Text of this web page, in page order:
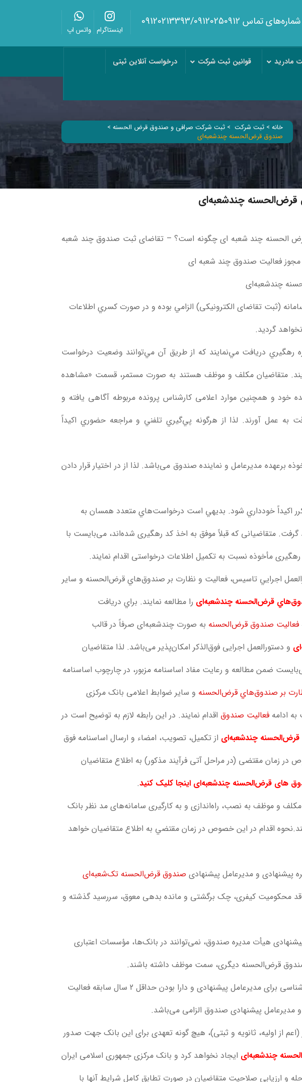
شماره‌های تماس 09120213393/09120250912
اینستاگرام واتس اپ
مادرید قوانین ثبت شرکت درخواست آنلاین ثبتی
خانه > ثبت شرکت > ثبت شرکت صرافی و صندوق قرض الحسنه >
صندوق قرض‌الحسنه چند‌شعبه‌ای
چند‌شعبه‌ای
الحسنه چند شعبه ای چگونه است؟ – تقاضای ثبت صندوق چند شعبه
فعالیت صندوق چند شعبه ای
چند‌شعبه‌ای
(ثبت تقاضای الکترونیکی) الزامي بوده و در صورت کسري اطلاعات
گرديد.
رهگيري دريافت مي‌نمايند که از طريق آن مي‌توانند وضعيت درخواست
متقاضیان مکلف و موظف هستند به صورت مستمر، قسمت «مشاهده
و همچنین موارد اعلامی کارشناس پرونده مربوطه آگاهی یافته و
به عمل آورند. لذا از هرگونه پي‌گيري تلفني و مراجعه حضوري اکيداً
برعهده مدیرعامل و نماینده صندوق می‌باشد. لذا از در اختیار قرار دادن
اکيداً خودداري شود. بديهي است درخواست‌هاي متعدد همسان به
متقاضیانی که قبلاً موفق به اخذ کد رهگیری شده‌اند، می‌بایست با
مأخوذه نسبت به تکمیل اطلاعات درخواستی اقدام نمایند.
اجرايي تاسيس، فعاليت و نظارت بر صندوق‌هاي قرض‌الحسنه و ساير
قرض‌الحسنه چندشعبه‌ای را مطالعه نمايند. براي دريافت
فعالیت صندوق قرض‌الحسنه به صورت چندشعبه‌ای صرفاً در قالب
و دستورالعمل اجرایی فوق‌الذکر امکان‌پذیر می‌باشد. لذا متقاضیان
ضمن مطالعه و رعایت مفاد اساسنامه مزبور، در چارچوب اساسنامه
بر صندوق‌هاي قرض‌الحسنه و سایر ضوابط اعلامی بانک مرکزی
ادامه فعالیت صندوق اقدام نمایند. در این رابطه لازم به توضیح است در
چند‌شعبه‌ای از تکمیل، تصویب، امضاء و ارسال اساسنامه فوق
در زمان مقتضی (در مراحل آتی فرآیند مذکور) به اطلاع متقاضیان
های قرض‌الحسنه چند‌شعبه‌ای اینجا کليک کنيد.
مکلف و موظف به نصب، راه‌اندازی و به کارگیری سامانه‌های مد نظر بانک
اقدام در اين خصوص در زمان مقتضي به اطلاع متقاضيان خواهد
پیشنهادی و مدیرعامل پیشنهادی صندوق قرض‌الحسنه تک‌شعبه‌ای
محکومیت کیفری، چک برگشتی و مانده بدهی معوق، سررسید گذشته و
هیأت مدیره صندوق، نمی‌توانند در بانک‌ها، مؤسسات اعتباری
صندوق‌ قرض‌الحسنه دیگری، سمت موظف داشته باشند.
: دارا بودن حداقل مدرک تحصیلی کارشناسی برای مدیرعامل پیشنهادی و دارا بودن حداقل 2 سال سابقه فعالیت
مدیرعامل پیشنهادی صندوق الزامی می‌باشد.
از اولیه، ثانویه و ثبتی)، هیچ گونه تعهدی برای این بانک جهت صدور
چند‌شعبه‌ای ایجاد نخواهد کرد و بانک مرکزی جمهوری اسلامی ایران
و ارزیابی صلاحیت متقاضیان در صورت تطابق کامل شرایط آنها با